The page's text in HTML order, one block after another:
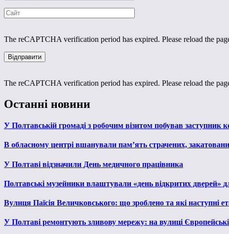
The reCAPTCHA verification period has expired. Please reload the
The reCAPTCHA verification period has expired. Please reload the
Останні новини
У Полтавській громаді з робочим візитом побував
В обласному центрі вшанували пам’ять страчених,
У Полтаві відзначили День медичного працівника
Полтавські музейники влаштували «день відкритих дверей»
Вулиця Паїсія Величковського: що зроблено та які наступні
У Полтаві ремонтують зливову мережу: на вулиці